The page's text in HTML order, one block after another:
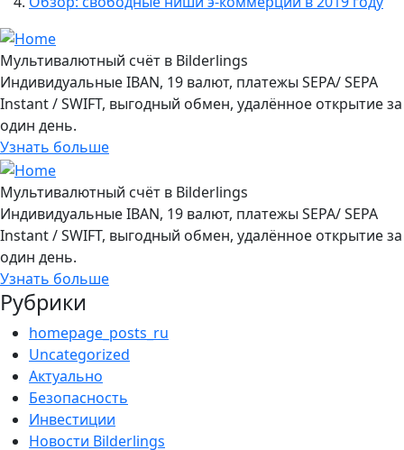
Мультивалютный счёт в Bilderlings
Индивидуальные IBAN, 19 валют, платежы SEPA/ SEPA
Instant / SWIFT, выгодный обмен, удалённое открытие за
один день.
Узнать больше
Мультивалютный счёт в Bilderlings
Индивидуальные IBAN, 19 валют, платежы SEPA/ SEPA
Instant / SWIFT, выгодный обмен, удалённое открытие за
один день.
Узнать больше
Рубрики
homepage_posts_ru
Uncategorized
Актуально
Безопасность
Инвестиции
Новости Bilderlings